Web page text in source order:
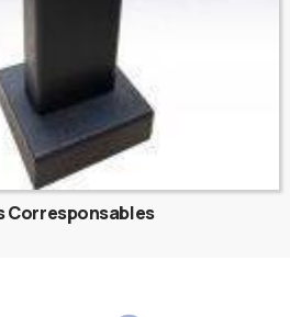
Corresponsables